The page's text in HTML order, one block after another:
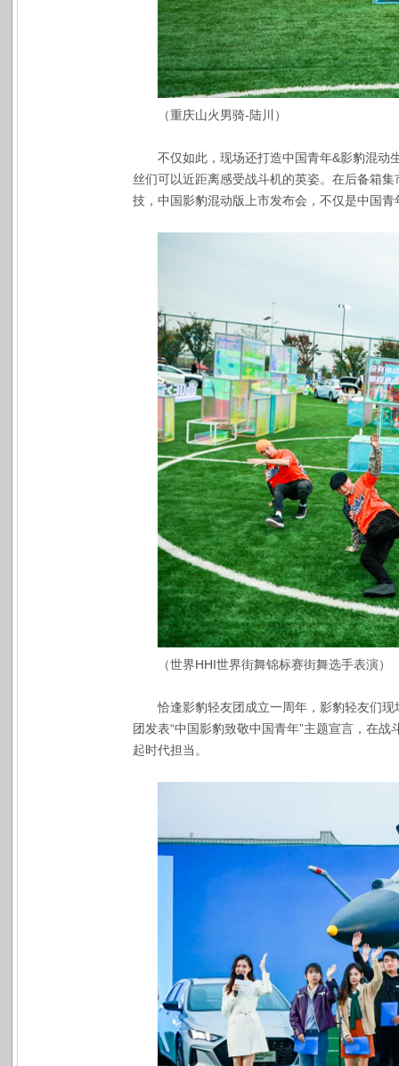
（重庆山火男骑-陆川）
不仅如此，现场还打造中国青年&影豹混动
丝们可以近距离感受战斗机的英姿。在后备箱
技，中国影豹混动版上市发布会，不仅是中国
（世界HHI世界街舞锦标赛街舞选手表演）
恰逢影豹轻友团成立一周年，影豹轻友们
团发表“中国影豹致敬中国青年”主题宣言，在
起时代担当。